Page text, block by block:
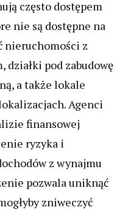
często dostępem
nie są dostępne na
nieruchomości z
działki pod zabudowę
a także lokale
Agenci
finansowej
ryzyka i
z wynajmu
pozwala uniknąć
zniweczyć